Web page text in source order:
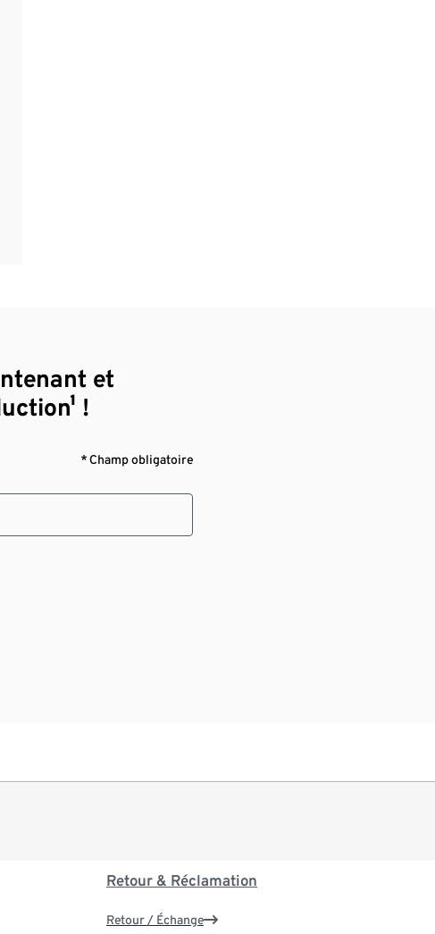
et
!
* Champ obligatoire
Retour & Réclamation
Retour / Échange